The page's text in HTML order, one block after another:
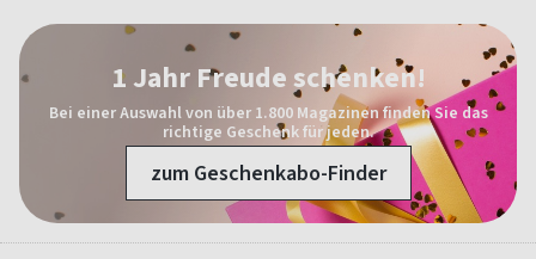
1 Jahr Freude schenken!
Bei einer Auswahl von über 1.800 Magazinen finden Sie das
richtige Geschenk für jeden.
zum Geschenkabo-Finder